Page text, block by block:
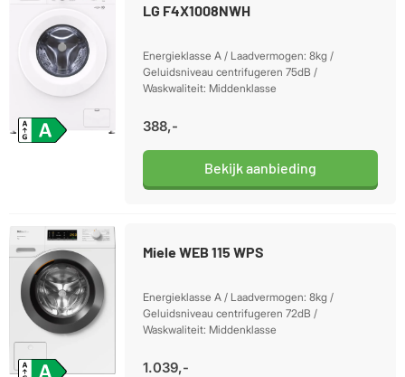
LG F4X1008NWH
Energieklasse A / Laadvermogen: 8kg /
Geluidsniveau centrifugeren 75dB /
Waskwaliteit: Middenklasse
388,-
Bekijk aanbieding
Miele WEB 115 WPS
Energieklasse A / Laadvermogen: 8kg /
Geluidsniveau centrifugeren 72dB /
Waskwaliteit: Middenklasse
1.039,-